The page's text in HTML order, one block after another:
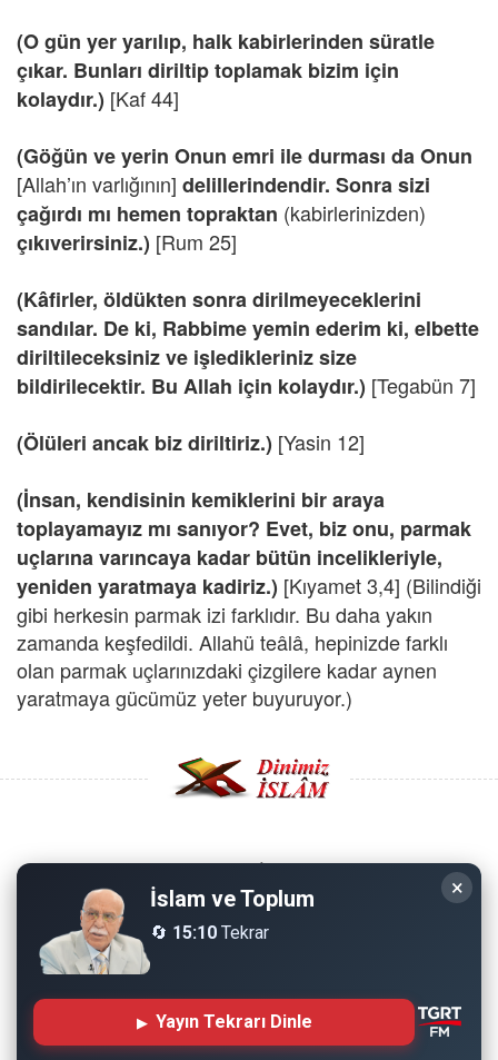
(O gün yer yarılıp, halk kabirlerinden süratle
çıkar. Bunları diriltip toplamak bizim için
kolaydır.) [Kaf 44]
(Göğün ve yerin Onun emri ile durması da Onun
[Allah’ın varlığının] delillerindendir. Sonra sizi
çağırdı mı hemen topraktan (kabirlerinizden)
çıkıverirsiniz.) [Rum 25]
(Kâfirler, öldükten sonra dirilmeyeceklerini
sandılar. De ki, Rabbime yemin ederim ki, elbette
diriltileceksiniz ve işledikleriniz size
bildirilecektir. Bu Allah için kolaydır.) [Tegabün 7]
(Ölüleri ancak biz diriltiriz.) [Yasin 12]
(İnsan, kendisinin kemiklerini bir araya
toplayamayız mı sanıyor? Evet, biz onu, parmak
uçlarına varıncaya kadar bütün incelikleriyle,
yeniden yaratmaya kadiriz.) [Kıyamet 3,4] (Bilindiği
gibi herkesin parmak izi farklıdır. Bu daha yakın
zamanda keşfedildi. Allahü teâlâ, hepinizde farklı
olan parmak uçlarınızdaki çizgilere kadar aynen
yaratmaya gücümüz yeter buyuruyor.)
Copyright © 2008 - Dinimiz İslam. Her Hakkı Saklıdır.
Sitemizdeki bilgiler, bütün insanların istifadesi için
hazırlanmıştır. Orijinaline sadık kalmak şartıyla, izin
almaya gerek kalmadan, herkes istediği gibi alıp istifade
edebilir.
×
İslam ve Toplum
🔄 15:10 Tekrar
Yayın Tekrarı Dinle